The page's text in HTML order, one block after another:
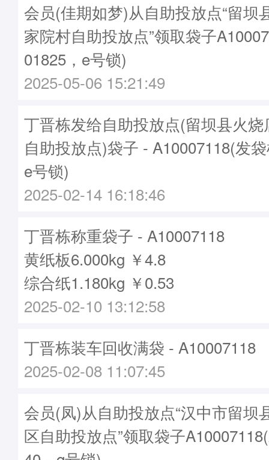
会员(佳期如梦)从自助投放点“留坝
家院村自助投放点”领取袋子
01825，e号锁)
2025-05-06 15:21:49
丁晋栋发给自助投放点(留坝县火
自助投放点)袋子 - A10007118(发
e号锁)
2025-02-14 16:18:46
丁晋栋称重袋子 - A10007118
黄纸板6.000kg ￥4.8
综合纸1.180kg ￥0.53
2025-02-10 13:12:58
丁晋栋装车回收满袋 - A10007118
2025-02-08 11:07:45
会员(凤)从自助投放点“汉中市留坝
区自助投放点”领取袋子